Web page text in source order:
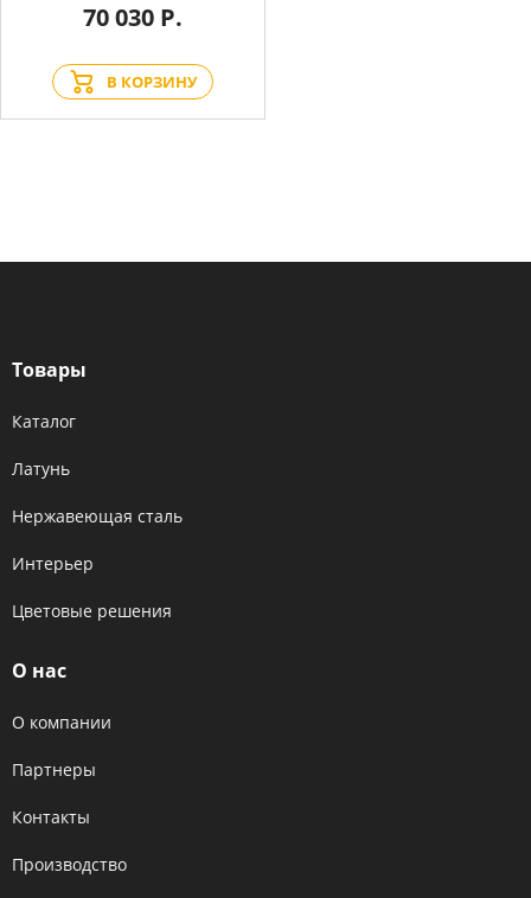
70 030 Р.
В КОРЗИНУ
Товары
Каталог
Латунь
Нержавеющая сталь
Интерьер
Цветовые решения
О нас
О компании
Партнеры
Контакты
Производство